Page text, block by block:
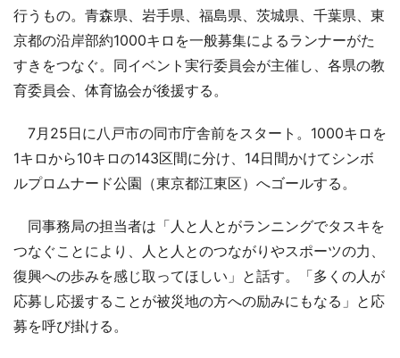
行うもの。青森県、岩手県、福島県、茨城県、千葉県、東
京都の沿岸部約1000キロを一般募集によるランナーがた
すきをつなぐ。同イベント実行委員会が主催し、各県の教
育委員会、体育協会が後援する。
7月25日に八戸市の同市庁舎前をスタート。1000キロを
1キロから10キロの143区間に分け、14日間かけてシンボ
ルプロムナード公園（東京都江東区）へゴールする。
同事務局の担当者は「人と人とがランニングでタスキを
つなぐことにより、人と人とのつながりやスポーツの力、
復興への歩みを感じ取ってほしい」と話す。「多くの人が
応募し応援することが被災地の方への励みにもなる」と応
募を呼び掛ける。